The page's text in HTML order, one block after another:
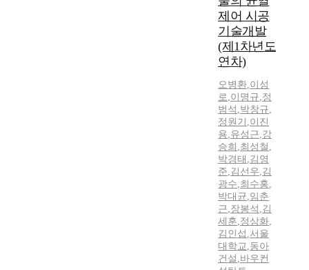
제어 시공
기술개발
(제1차년도
연차)
오병환,이성
로,이명규,정
범석 ,박창규,
정원기 ,이진
용,유성근,강
승희 ,최성철 ,
박경태 ,김영
준,김선우,김
광수,최수홍,
박대균,임춘
근,장봉석 ,김
세훈,정상화,
김인섭 ,서울
대학교,동아
건설 ,바우컨